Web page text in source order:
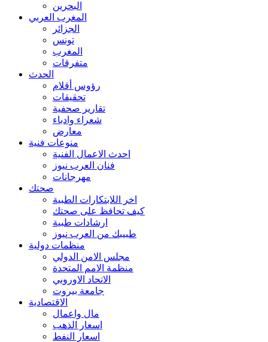
البحرين
المغرب العربي
الجزائر
تونس
المغرب
متفرقات
الحدث
رؤوس أقلام
تحقيقات
تقارير صحفية
شعراء وادباء
معارض
منوعات فنية
احدث الاعمال الفنية
فنان العرب نيوز
مهرجانات
صحتك
اخر اللابتكارات الطبية
كيف تحافظ على صحتك
ارشادات طبية
طبيبك من العرب نيوز
منظمات دولية
مجلس الامن الدولي
منظمة الامم المتحدة
الاتحاد الاوروبي
جامعة بيروت
الاقتصادية
مال واعمال
اسعار الذهب
اسعار النفط